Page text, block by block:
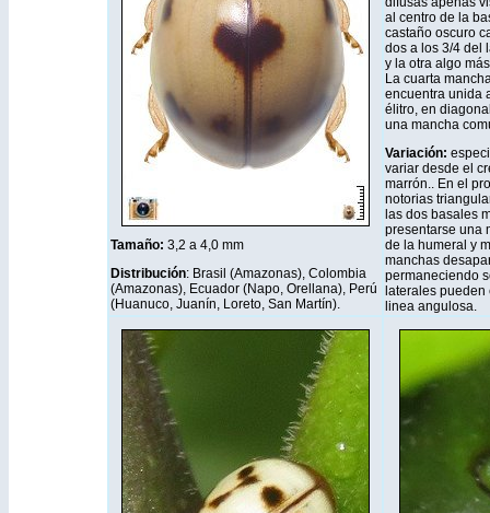
Tamaño: 3,2 a 4,0 mm
Distribución: Brasil (Amazonas), Colombia
(Amazonas), Ecuador (Napo, Orellana), Perú
(Huanuco, Juanín, Loreto, San Martín).
al centro de la
castaño oscuro
dos a los 3/4 del
y la otra algo
La cuarta
encuentra unida
élitro, en
una mancha
Variación:
variar desde el
marrón.. En el
notorias
las dos basales
presentarse una
de la humeral y
manchas
permaneciendo
laterales
linea angulosa.